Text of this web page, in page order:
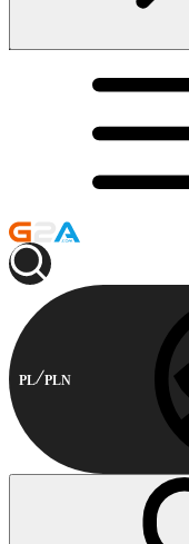
PL PLN